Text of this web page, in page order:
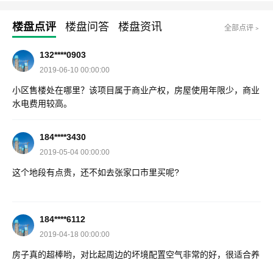
楼盘点评 楼盘问答 楼盘资讯 全部点评﹥
132****0903
2019-06-10 00:00:00
小区售楼处在哪里？该项目属于商业产权，房屋使用年限少，商业
水电费用较高。
184****3430
2019-05-04 00:00:00
这个地段有点贵，还不如去张家口市里买呢?
184****6112
2019-04-18 00:00:00
房子真的超棒哟，对比起周边的坏境配置空气非常的好，很适合养